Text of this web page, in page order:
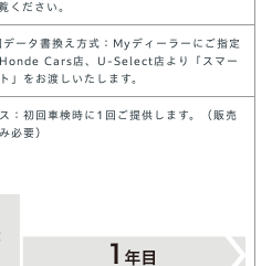
ください。
ータ書換え方式：Myディーラーにご指定
Honde Cars店、U-Select店より「スマー
」をお渡しいたします。
：初回車検時に1回ご提供します。（販売
必要）